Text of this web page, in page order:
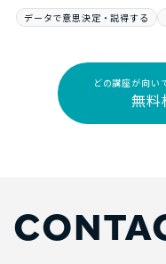
データで意思決定・説得する
どの講座が向い
無料